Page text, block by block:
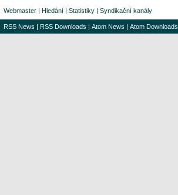
Webmaster | Hledání | Statistiky | Syndikační kanály
RSS News | RSS Downloads | Atom News | Atom Downloads